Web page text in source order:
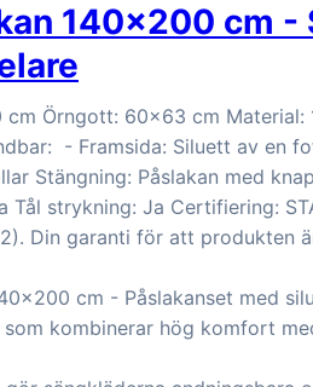
140x200 cm -
cm Örngott: 60x63 cm
- Framsida: Siluett av en
Stängning: Påslakan med
Tål strykning: Ja Certifiering:
Din garanti för att produkten
cm - Påslakanset med
som kombinerar hög komfort